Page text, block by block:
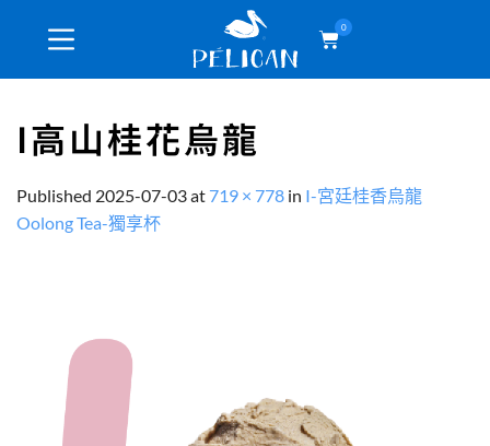
0
I高山桂花烏龍
Published 2025-07-03at 719 × 778 in I-宮廷桂香烏龍
Oolong Tea-獨享杯